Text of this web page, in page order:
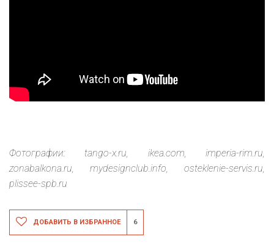
Фотографии: tango-x.ru, ikea.com, imperia-rim.ru,
zonabalkona.ru, mydesignclub.info, osteklenie-servis.ru,
plissee-spb.ru
ДОБАВИТЬ В ИЗБРАННОЕ 6